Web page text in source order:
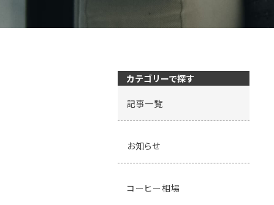
カテゴリーで探す
記事一覧
お知らせ
コーヒー相場